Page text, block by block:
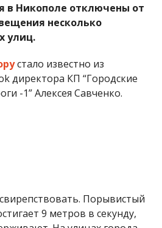
в Никополе отключены от
несколько
улиц.
стало известно из
директора КП “Городские
-1” Алексея Савченко.
вечер Хэллоуина
нарядов.